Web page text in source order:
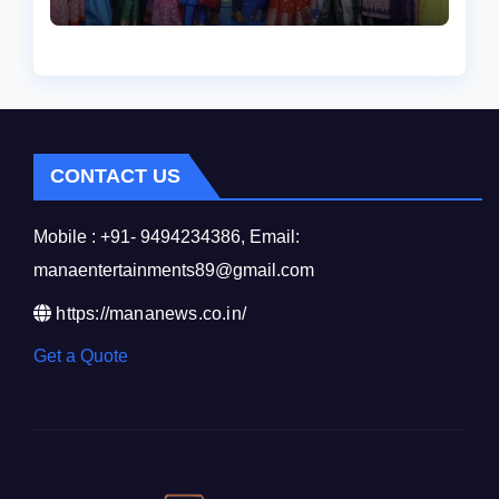
CONTACT US
Mobile : +91- 9494234386, Email:
manaentertainments89@gmail.com
https://mananews.co.in/
Get a Quote